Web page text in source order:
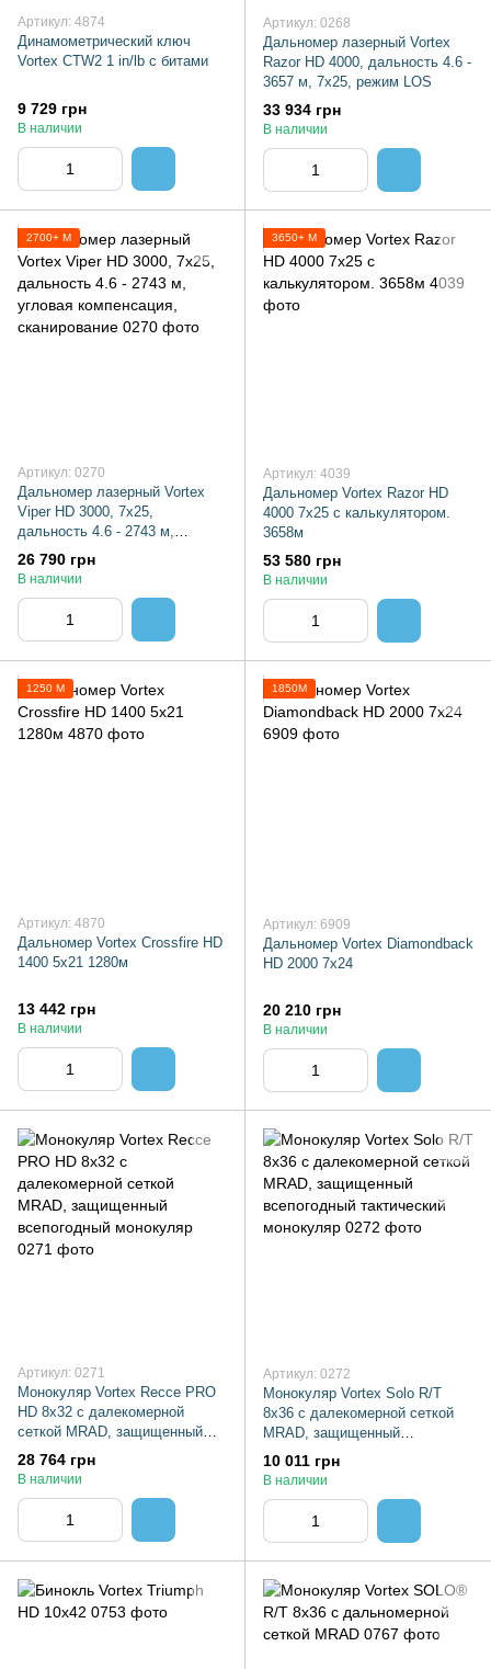
Артикул: 4874
Динамометрический ключ
Vortex CTW2 1 in/lb с битами
9 729 грн
В наличии
Артикул: 0268
Дальномер лазерный Vortex
Razor HD 4000, дальность 4.6 -
3657 м, 7х25, режим LOS
33 934 грн
В наличии
2700+ М
Артикул: 0270
Дальномер лазерный Vortex
Viper HD 3000, 7x25,
дальность 4.6 - 2743 м,
угловая компенсация,
сканирование
26 790 грн
В наличии
3650+ М
Артикул: 4039
Дальномер Vortex Razor HD
4000 7х25 с калькулятором.
3658м
53 580 грн
В наличии
1250 М
Артикул: 4870
Дальномер Vortex Crossfire HD
1400 5х21 1280м
13 442 грн
В наличии
1850М
Артикул: 6909
Дальномер Vortex Diamondback
HD 2000 7х24
20 210 грн
В наличии
Артикул: 0271
Монокуляр Vortex Recce PRO
HD 8x32 c далекомерной
сеткой MRAD, защищенный
всепогодный монокуляр
28 764 грн
В наличии
Артикул: 0272
Монокуляр Vortex Solo R/T
8x36 c далекомерной сеткой
MRAD, защищенный
всепогодный тактический
монокуляр
10 011 грн
В наличии